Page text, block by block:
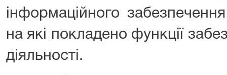
інформаційного
на які покладено функції
діяльності.